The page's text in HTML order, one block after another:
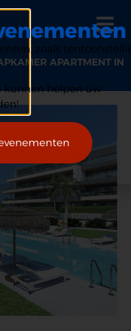
APARTMENT IN
zoals
kunnen helpen uw